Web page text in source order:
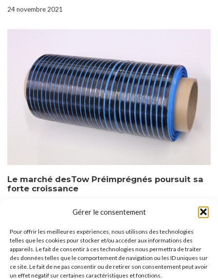
Gérer le consentement
Pour offrir les meilleures expériences, nous utilisons des technologies
telles que les cookies pour stocker et/ou accéder aux informations des
appareils. Le fait de consentir à ces technologies nous permettra de traiter
des données telles que le comportement de navigation ou les ID uniques sur
ce site. Le fait de ne pas consentir ou de retirer son consentement peut avoir
un effet négatif sur certaines caractéristiques et fonctions.
24 novembre 2021
Le marché desTow Préimprégnés poursuit sa
forte croissance